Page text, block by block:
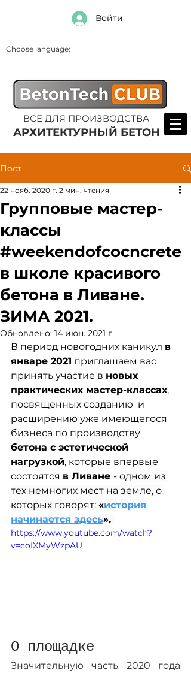
Войти
Choose language:
АРХИТЕКТУРНЫЙ БЕТОН
ВСЁ ДЛЯ ПРОИЗВОДСТВА
Пост
Групповые мастер-
классы
#weekendofcocncrete
в школе красивого
бетона в Ливане.
ЗИМА 2021.
22 нояб. 2020 г. 2 мин. чтения
Обновлено: 14 июн. 2021 г.
В период новогодних каникул в
январе 2021 приглашаем вас
принять участие в новых
практических мастер-классах,
посвященных созданию  и
расширению уже имеющегося
бизнеса по производству
бетона с эстетической
нагрузкой, которые впервые
состоятся в Ливане - одном из
тех немногих мест на земле, о
которых говорят: «история
начинается здесь».
https://www.youtube.com/watch?
v=coIXMyWzpAU
О площадке
Значительную часть 2020 года